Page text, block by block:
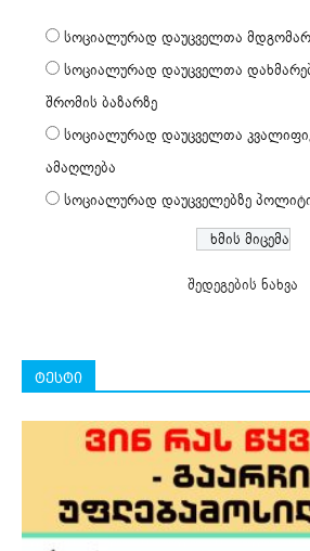
სოციალურად დაუცველთა
სოციალურად დაუცველთა
შრომის ბაზარზე
სოციალურად დაუცველთა
ამაღლება
სოციალურად დაუცველებზე
შედეგების ნახვა
ტესტი